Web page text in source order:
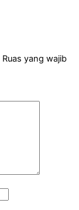
Ruas yang wajib